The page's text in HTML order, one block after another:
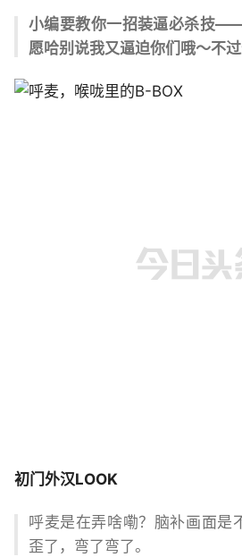
小编要教你一招装逼必杀技
愿哈别说我又逼迫你们哦～不
初门外汉LOOK
呼麦是在弄啥嘞？脑补画面是
歪了，弯了弯了。